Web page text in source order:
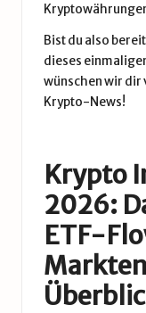
Bist du also
dieses
wünschen wir dir
Krypto-News!
Krypto
2026:
ETF-